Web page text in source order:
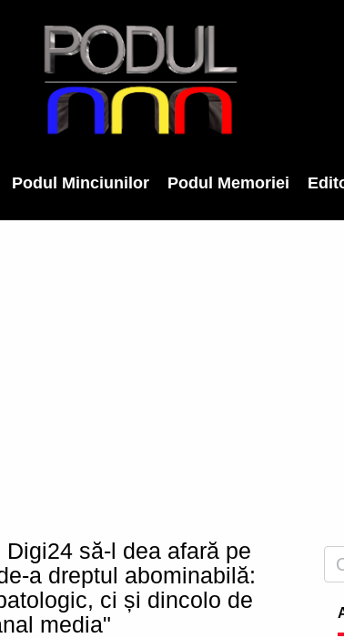
Podul Minciunilor Podul Memoriei
să-l dea afară pe
a dreptul abominabilă:
ci și dincolo de
media"